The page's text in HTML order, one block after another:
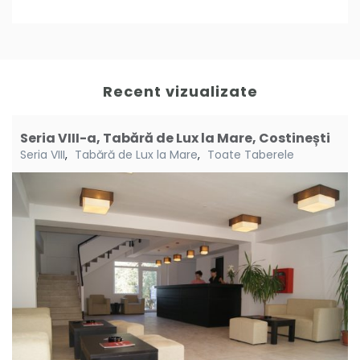
Recent vizualizate
Seria VIII-a, Tabără de Lux la Mare, Costinești
Seria VIII, Tabără de Lux la Mare, Toate Taberele